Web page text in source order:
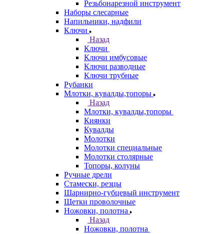
Резьбонарезной инструмент
Наборы слесарные
Напильники, надфили
Ключи
Назад
Ключи
Ключи имбусовые
Ключи разводные
Ключи трубные
Рубанки
Млотки, кувалды,топоры
Назад
Млотки, кувалды,топоры
Киянки
Кувалды
Молотки
Молотки специальные
Молотки столярные
Топоры, колуны
Ручные дрели
Стамески, резцы
Шарнирно-губцевый инструмент
Щетки проволочные
Ножовки, полотна
Назад
Ножовки, полотна